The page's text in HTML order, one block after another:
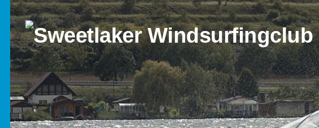
Zum Inhalt springen